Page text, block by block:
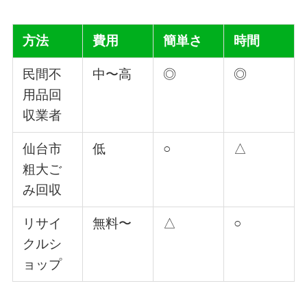
方法 費用 簡単さ 時間
民間不
用品回
収業者
中〜高 ◎ ◎
仙台市
粗大ご
み回収
低 ○ △
リサイ
クルシ
ョップ
無料〜 △ ○